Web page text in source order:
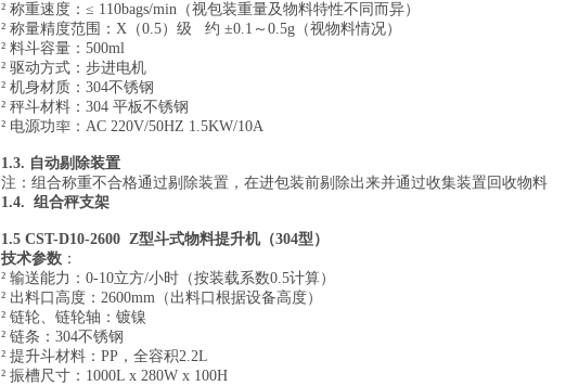
² 称重速度：≤ 110bags/min（视包装重量及物料特性不同而异）
² 称量精度范围：X （0.5）级 约 ±0.1～0.5g （视物料情况）
² 料斗容量： 500ml
² 驱动方式：步进电机
² 机身材质：304不锈钢
² 秤斗材料：304 平板不锈钢
² 电源功率：AC 220V/50HZ 1.5KW/10A
1.3. 自动剔除装置
注： 组合称重不合格通过剔除装置，在进包装前剔除出来并通过收集装置回收物料
1.4. 组合秤支架
1.5 CST-D10-2600 Z型斗式物料提升机（304型）
技术参数 ：
² 输送能力：0-10立方/小时（按装载系数0.5计算）
² 出料口高度： 2600mm （ 出料口根据设备高度）
² 链轮、链轮轴：镀镍
² 链条：304不锈钢
² 提升斗材料：PP，全容积2.2L
² 振槽尺寸：1000L x 280W x 100H